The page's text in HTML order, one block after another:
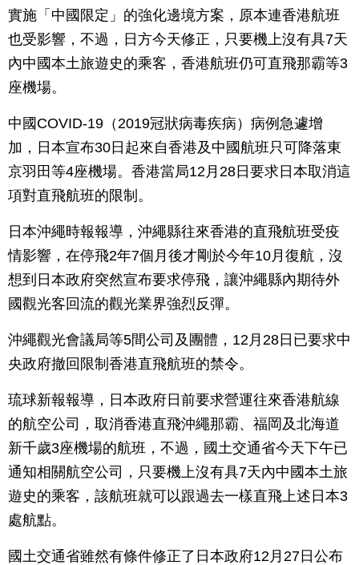
實施「中國限定」的強化邊境方案，原本連香港航班
也受影響，不過，日方今天修正，只要機上沒有具7天
內中國本土旅遊史的乘客，香港航班仍可直飛那霸等3
座機場。
中國COVID-19（2019冠狀病毒疾病）病例急遽增
加，日本宣布30日起來自香港及中國航班只可降落東
京羽田等4座機場。香港當局12月28日要求日本取消這
項對直飛航班的限制。
日本沖繩時報報導，沖繩縣往來香港的直飛航班受疫
情影響，在停飛2年7個月後才剛於今年10月復航，沒
想到日本政府突然宣布要求停飛，讓沖繩縣內期待外
國觀光客回流的觀光業界強烈反彈。
沖繩觀光會議局等5間公司及團體，12月28日已要求中
央政府撤回限制香港直飛航班的禁令。
琉球新報報導，日本政府日前要求營運往來香港航線
的航空公司，取消香港直飛沖繩那霸、福岡及北海道
新千歲3座機場的航班，不過，國土交通省今天下午已
通知相關航空公司，只要機上沒有具7天內中國本土旅
遊史的乘客，該航班就可以跟過去一樣直飛上述日本3
處航點。
國土交通省雖然有條件修正了日本政府12月27日公布